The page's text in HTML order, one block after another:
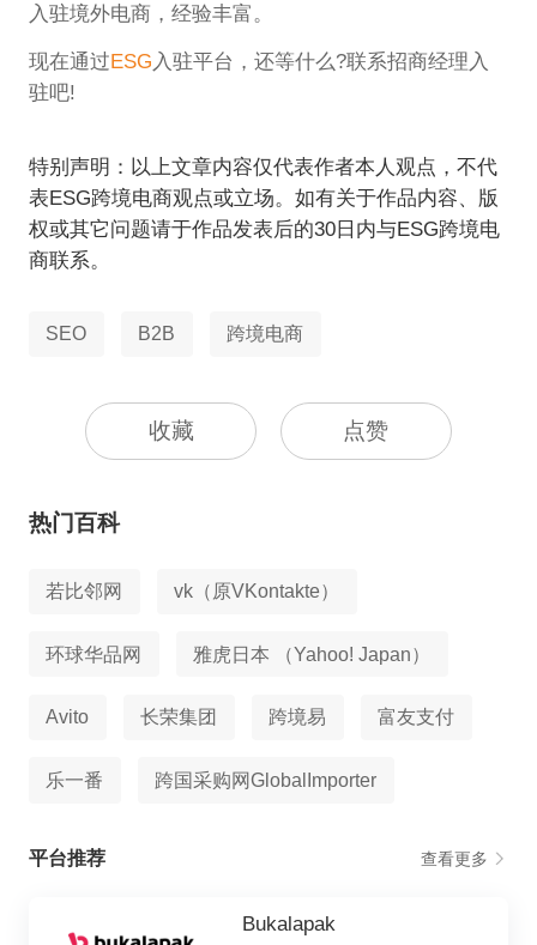
入驻境外电商，经验丰富。
现在通过ESG入驻平台，还等什么?联系招商经理入
驻吧!
特别声明：以上文章内容仅代表作者本人观点，不代
表ESG跨境电商观点或立场。如有关于作品内容、版
权或其它问题请于作品发表后的30日内与ESG跨境电
商联系。
SEO B2B 跨境电商
收藏 点赞
热门百科
若比邻网 vk（原VKontakte）
环球华品网 雅虎日本 （Yahoo! Japan）
Avito 长荣集团 跨境易 富友支付
乐一番 跨国采购网GlobalImporter
平台推荐 查看更多
Bukalapak